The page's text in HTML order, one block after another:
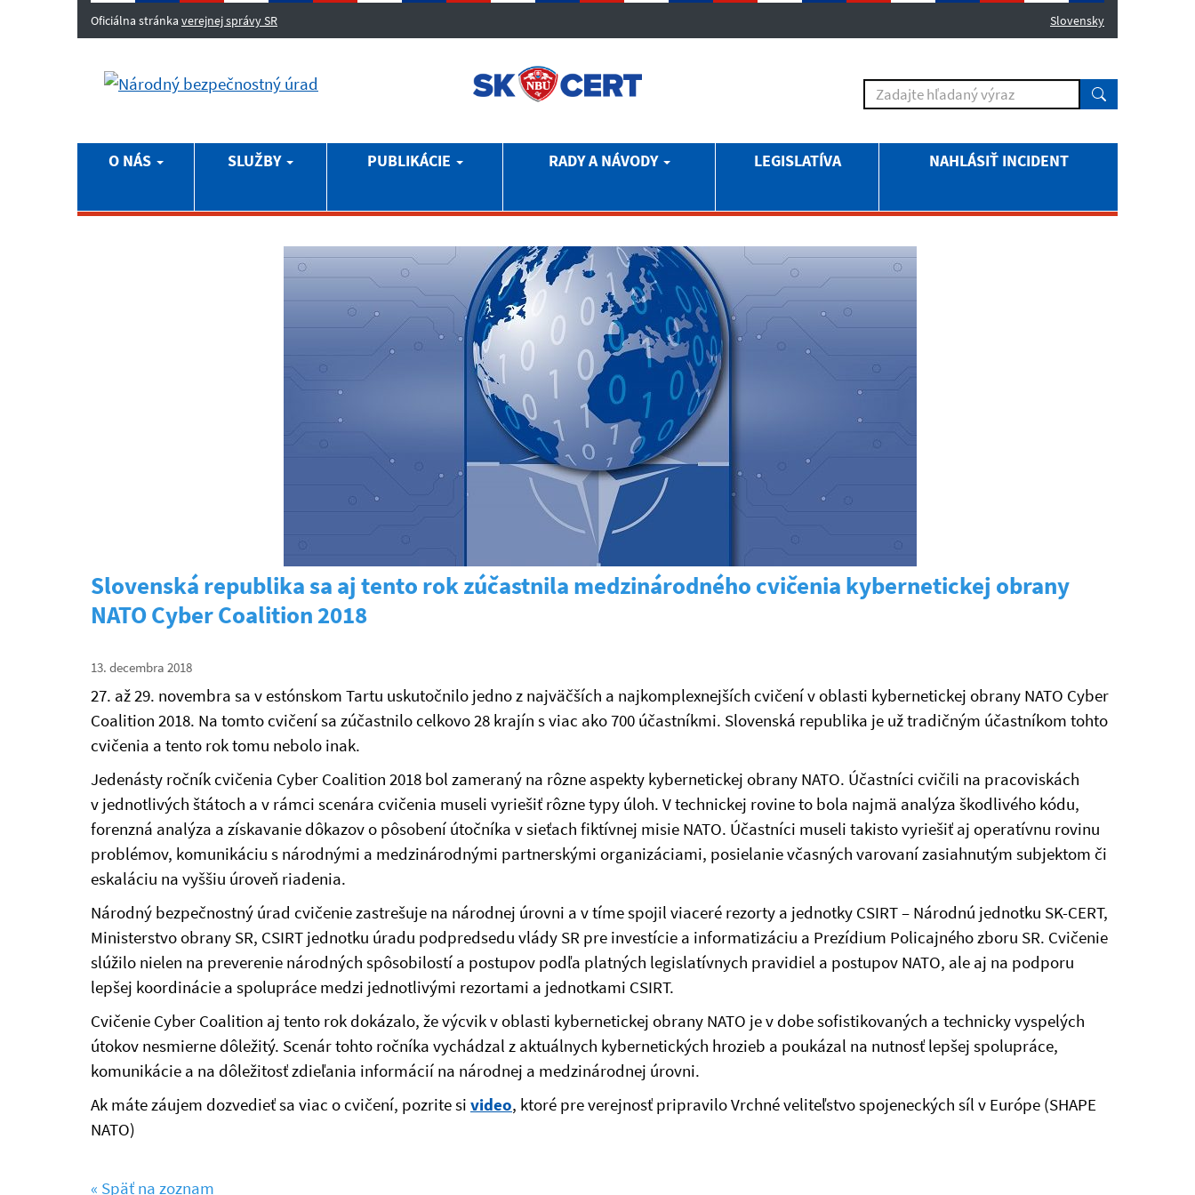
Oficiálna stránka verejnej správy SR Slovensky
O NÁS SLUŽBY PUBLIKÁCIE RADY A NÁVODY LEGISLATÍVA NAHLÁSIŤ INCIDENT
Slovenská republika sa aj tento rok zúčastnila medzinárodného cvičenia kybernetickej obrany
NATO Cyber Coalition 2018
13. decembra 2018
27. až 29. novembra sa v estónskom Tartu uskutočnilo jedno z najväčších a najkomplexnejších cvičení v oblasti kybernetickej obrany NATO Cyber
Coalition 2018. Na tomto cvičení sa zúčastnilo celkovo 28 krajín s viac ako 700 účastníkmi. Slovenská republika je už tradičným účastníkom tohto
cvičenia a tento rok tomu nebolo inak.
Jedenásty ročník cvičenia Cyber Coalition 2018 bol zameraný na rôzne aspekty kybernetickej obrany NATO. Účastníci cvičili na pracoviskách
v jednotlivých štátoch a v rámci scenára cvičenia museli vyriešiť rôzne typy úloh. V technickej rovine to bola najmä analýza škodlivého kódu,
forenzná analýza a získavanie dôkazov o pôsobení útočníka v sieťach fiktívnej misie NATO. Účastníci museli takisto vyriešiť aj operatívnu rovinu
problémov, komunikáciu s národnými a medzinárodnými partnerskými organizáciami, posielanie včasných varovaní zasiahnutým subjektom či
eskaláciu na vyššiu úroveň riadenia.
Národný bezpečnostný úrad cvičenie zastrešuje na národnej úrovni a v tíme spojil viaceré rezorty a jednotky CSIRT – Národnú jednotku SK-CERT,
Ministerstvo obrany SR, CSIRT jednotku úradu podpredsedu vlády SR pre investície a informatizáciu a Prezídium Policajného zboru SR. Cvičenie
slúžilo nielen na preverenie národných spôsobilostí a postupov podľa platných legislatívnych pravidiel a postupov NATO, ale aj na podporu
lepšej koordinácie a spolupráce medzi jednotlivými rezortami a jednotkami CSIRT.
Cvičenie Cyber Coalition aj tento rok dokázalo, že výcvik v oblasti kybernetickej obrany NATO je v dobe sofistikovaných a technicky vyspelých
útokov nesmierne dôležitý. Scenár tohto ročníka vychádzal z aktuálnych kybernetických hrozieb a poukázal na nutnosť lepšej spolupráce,
komunikácie a na dôležitosť zdieľania informácií na národnej a medzinárodnej úrovni.
Ak máte záujem dozvedieť sa viac o cvičení, pozrite si video, ktoré pre verejnosť pripravilo Vrchné veliteľstvo spojeneckých síl v Európe (SHAPE
NATO)
« Späť na zoznam